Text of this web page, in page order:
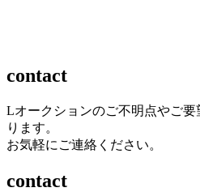
contact
Lオークションのご不明点やご
ります。
お気軽にご連絡ください。
contact